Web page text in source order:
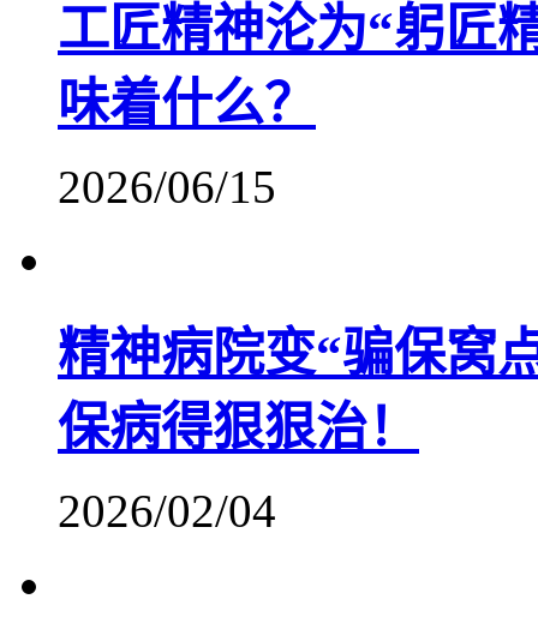
工匠精神沦为“躬匠
味着什么？
2026/06/15
精神病院变“骗保窝
保病得狠狠治！
2026/02/04